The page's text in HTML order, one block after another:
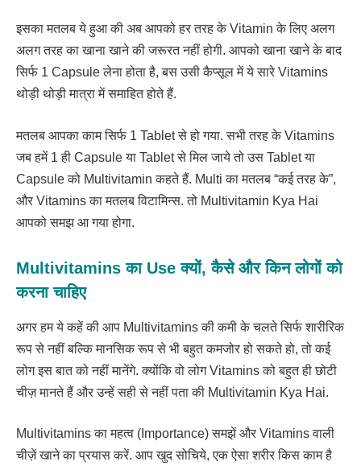
इसका मतलब ये हुआ की अब आपको हर तरह के Vitamin के लिए अलग
अलग तरह का खाना खाने की जरूरत नहीं होगी. आपको खाना खाने के बाद
सिर्फ 1 Capsule लेना होता है, बस उसी कैप्सूल में ये सारे Vitamins
थोड़ी थोड़ी मात्रा में समाहित होते हैं.
मतलब आपका काम सिर्फ 1 Tablet से हो गया. सभी तरह के Vitamins
जब हमें 1 ही Capsule या Tablet से मिल जाये तो उस Tablet या
Capsule को Multivitamin कहते हैं. Multi का मतलब “कई तरह के”,
और Vitamins का मतलब विटामिन्स. तो Multivitamin Kya Hai
आपको समझ आ गया होगा.
Multivitamins का Use क्यों, कैसे और किन लोगों को
करना चाहिए
अगर हम ये कहें की आप Multivitamins की कमी के चलते सिर्फ शारीरिक
रूप से नहीं बल्कि मानसिक रूप से भी बहुत कमजोर हो सकते हो, तो कई
लोग इस बात को नहीं मानेंगे. क्योंकि वो लोग Vitamins को बहुत ही छोटी
चीज़ मानते हैं और उन्हें सही से नहीं पता की Multivitamin Kya Hai.
Multivitamins का महत्व (Importance) समझें और Vitamins वाली
चीज़ें खाने का प्रयास करें. आप खुद सोचिये, एक ऐसा शरीर किस काम है